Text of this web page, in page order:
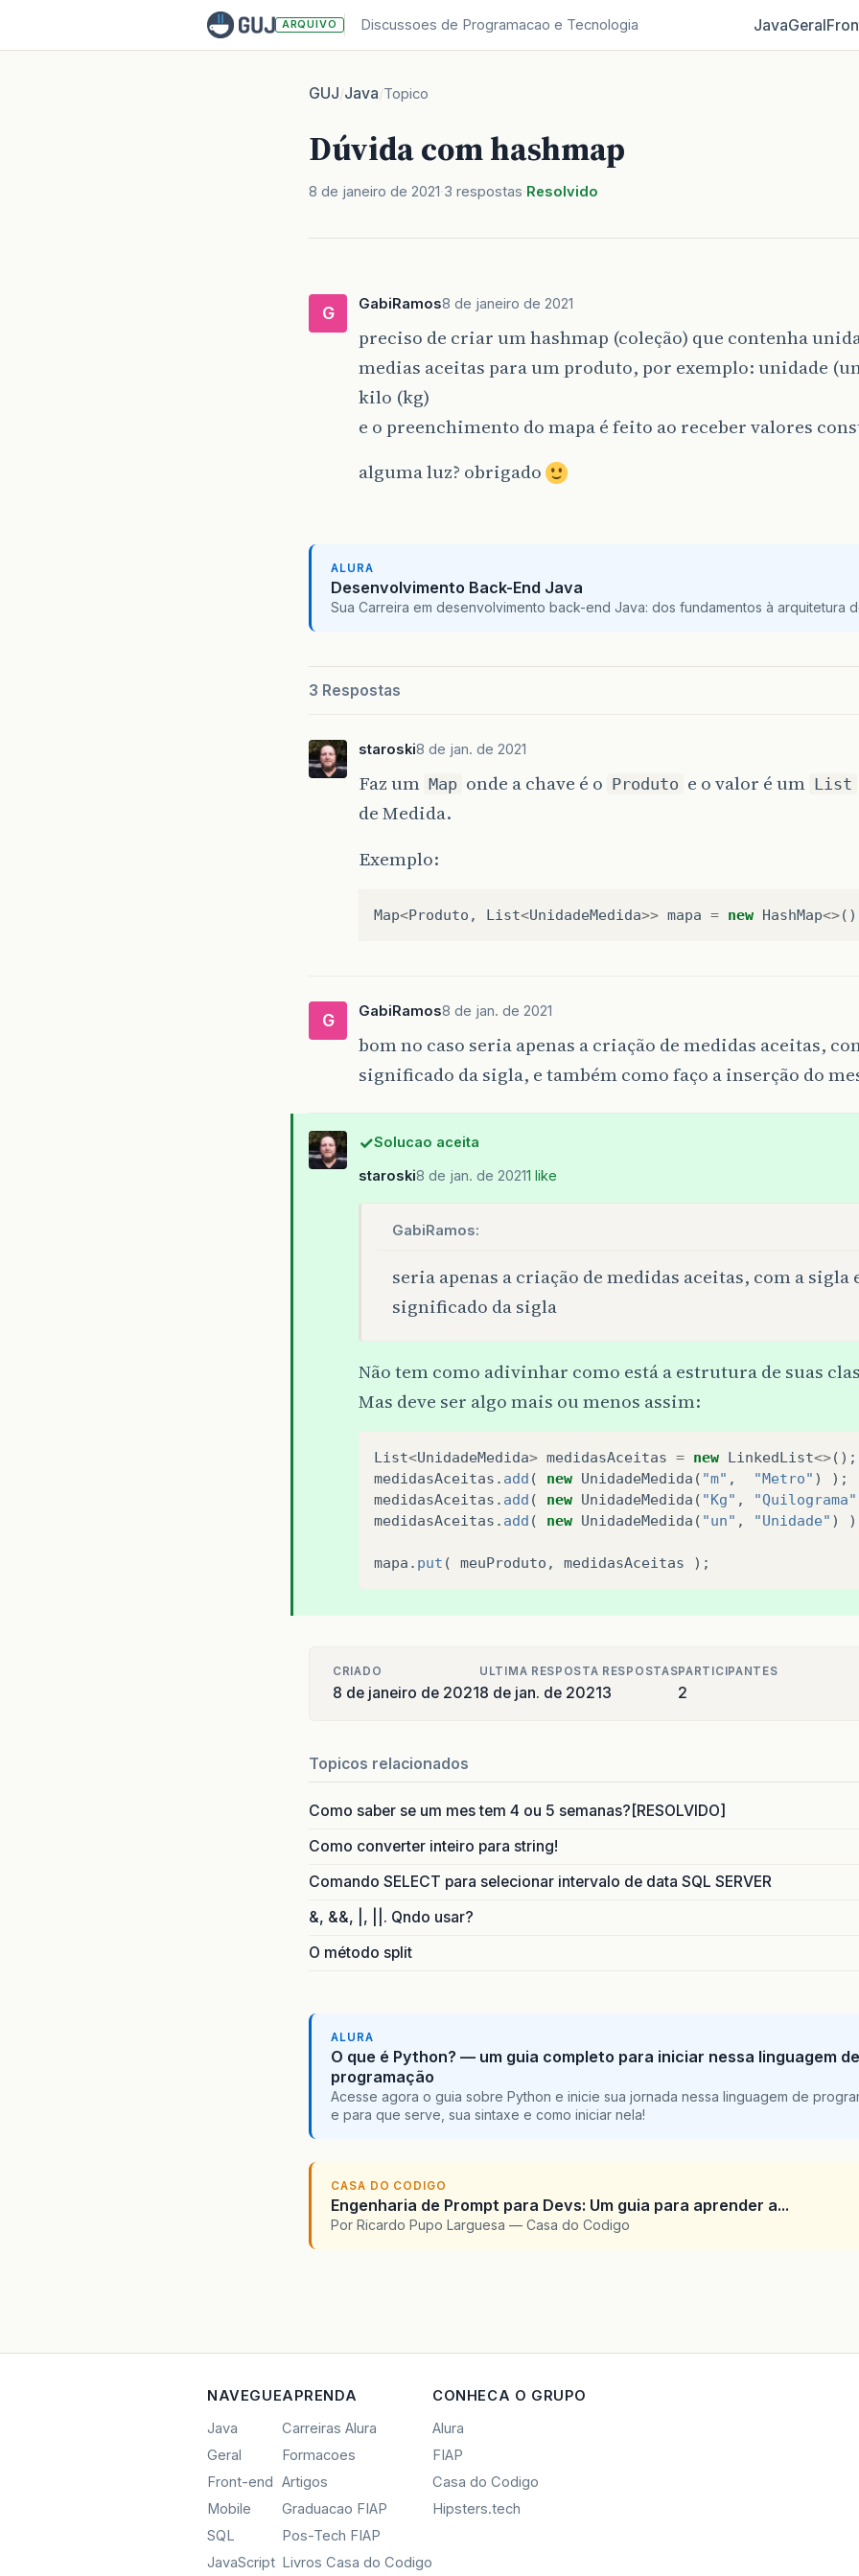
ARQUIVO Discussoes de Programacao e Tecnologia JavaGeral
GUJ/Java/Topico
Dúvida com hashmap
8 de janeiro de 2021 3 respostas Resolvido
G GabiRamos8 de janeiro de 2021
preciso de criar um hashmap (coleção) que contenha
medias aceitas para um produto, por exemplo: unidade
kilo (kg)
e o preenchimento do mapa é feito ao receber valores
alguma luz? obrigado
ALURA
Desenvolvimento Back-End Java
Sua Carreira em desenvolvimento back-end Java: dos fundamentos à arquitetura
3 Respostas
staroski8 de jan. de 2021
Faz um Map onde a chave é o Produto e o valor é um List
de Medida.
Exemplo:
Map<Produto , List<UnidadeMedida>> mapa = new HashMap<>
G GabiRamos8 de jan. de 2021
bom no caso seria apenas a criação de medidas aceitas,
significado da sigla, e também como faço a inserção do
Solucao aceita
staroski8 de jan. de 20211 like
GabiRamos:
seria apenas a criação de medidas aceitas, com a sigla
significado da sigla
Não tem como adivinhar como está a estrutura de suas
Mas deve ser algo mais ou menos assim:
List<UnidadeMedida> medidasAceitas = new LinkedList<>();
medidasAceitas . add ( new UnidadeMedida ( "m" , "Metro" )
);
medidasAceitas . add ( new UnidadeMedida ( "Kg" , "Quilograma"
medidasAceitas . add ( new UnidadeMedida ( "un" , "Unidade" )
mapa . put ( meuProduto , medidasAceitas );
CRIADO
8 de janeiro de 2021
ULTIMA RESPOSTA
8 de jan. de 2021
RESPOSTAS
3
PARTICIPANTES
2
Topicos relacionados
Como saber se um mes tem 4 ou 5 semanas?[RESOLVIDO]
Como converter inteiro para string!
Comando SELECT para selecionar intervalo de data SQL SERVER
&, &&, |, ||. Qndo usar?
O método split
ALURA
O que é Python? — um guia completo para iniciar nessa linguagem de
programação
Acesse agora o guia sobre Python e inicie sua jornada nessa linguagem de
e para que serve, sua sintaxe e como iniciar nela!
CASA DO CODIGO
Engenharia de Prompt para Devs: Um guia para aprender a...
Por Ricardo Pupo Larguesa — Casa do Codigo
NAVEGUE
Java
Geral
Front-end
Mobile
SQL
JavaScript
APRENDA
Carreiras Alura
Formacoes
Artigos
Graduacao FIAP
Pos-Tech FIAP
Livros Casa do Codigo
CONHECA O GRUPO
Alura
FIAP
Casa do Codigo
Hipsters.tech